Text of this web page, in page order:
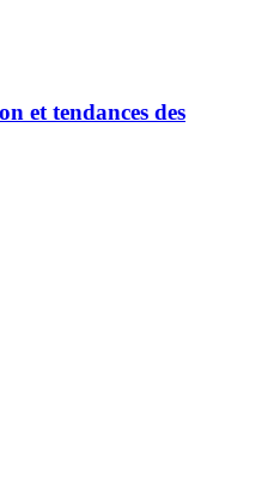
et tendances des